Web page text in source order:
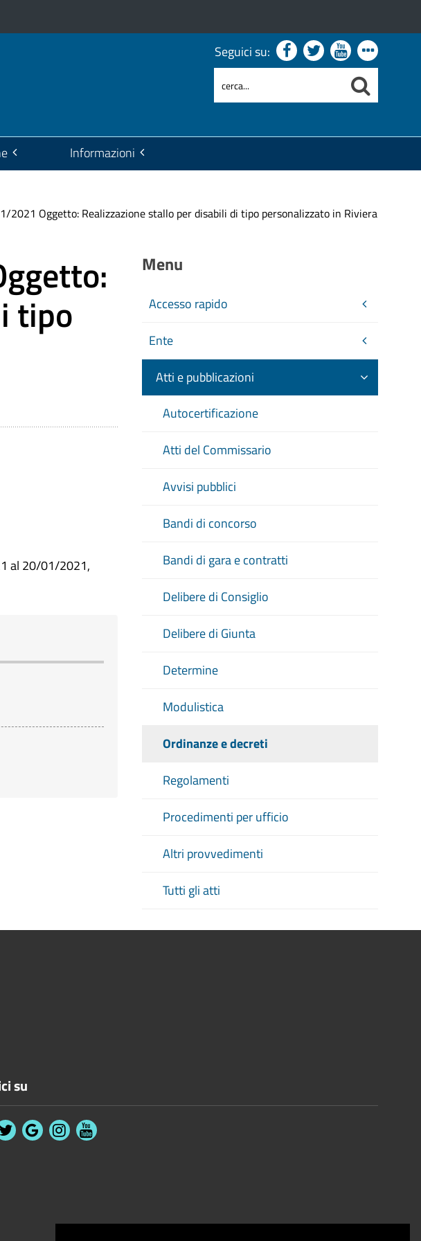
Seguici su:
Informazioni
2021 Oggetto: Realizzazione stallo per disabili di tipo personalizzato in Riviera
tipo
al 20/01/2021,
Menu
Accesso rapido
Ente
Atti e pubblicazioni
Autocertificazione
Atti del Commissario
Avvisi pubblici
Bandi di concorso
Bandi di gara e contratti
Delibere di Consiglio
Delibere di Giunta
Determine
Modulistica
Ordinanze e decreti
Regolamenti
Procedimenti per ufficio
Altri provvedimenti
Tutti gli atti
su